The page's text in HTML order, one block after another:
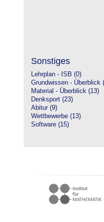
Sonstiges
Lehrplan - ISB (0)
Grundwissen - Überblick
Material - Überblick (13)
Denksport (23)
Abitur (9)
Wettbewerbe (13)
Software (15)